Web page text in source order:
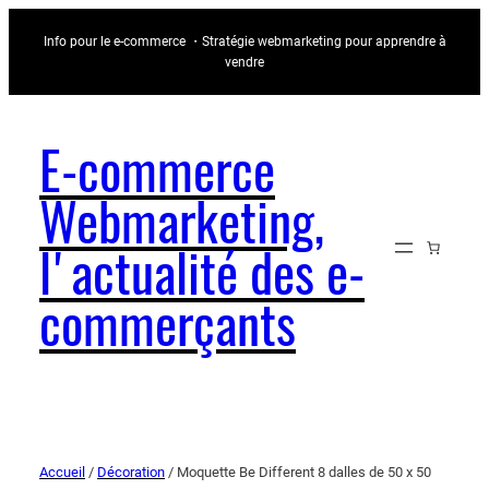
Info pour le e-commerce ・Stratégie webmarketing pour apprendre à
vendre
E-commerce
Webmarketing,
l'actualité des e-
commerçants
Accueil / Décoration / Moquette Be Different 8 dalles de 50 x 50